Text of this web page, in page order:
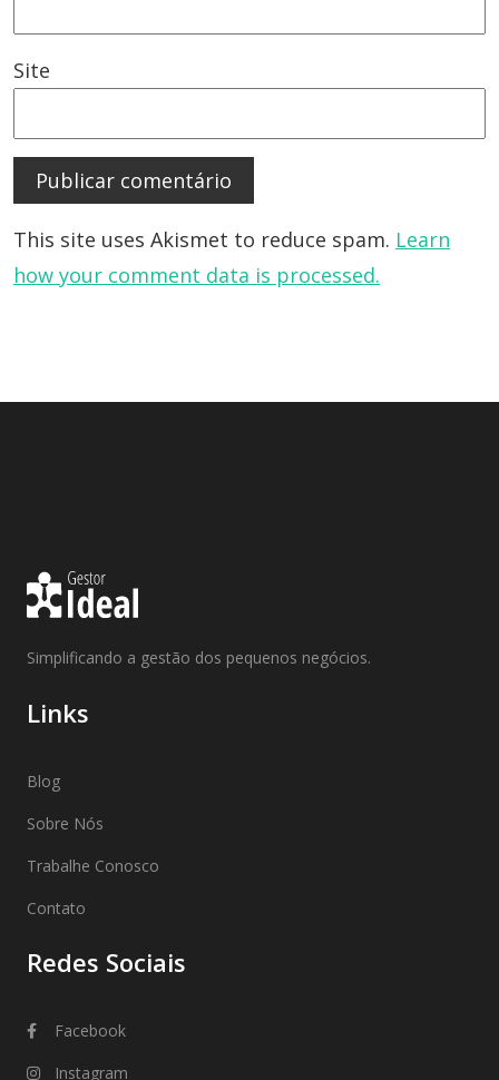
Site
This site uses Akismet to reduce spam. Learn
how your comment data is processed.
Simplificando a gestão dos pequenos negócios.
Links
Blog
Sobre Nós
Trabalhe Conosco
Contato
Redes Sociais
Facebook
Instagram